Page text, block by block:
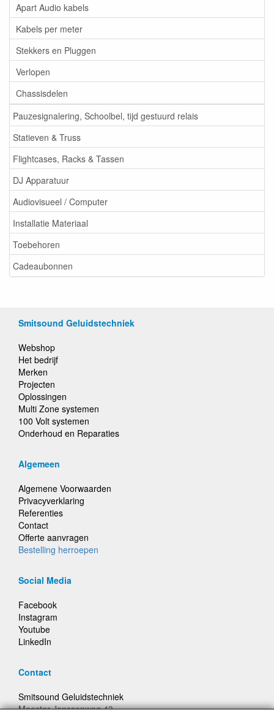
Apart Audio kabels
Kabels per meter
Stekkers en Pluggen
Verlopen
Chassisdelen
Pauzesignalering, Schoolbel, tijd gestuurd relais
Statieven & Truss
Flightcases, Racks & Tassen
DJ Apparatuur
Audiovisueel / Computer
Installatie Materiaal
Toebehoren
Cadeaubonnen
Smitsound Geluidstechniek
Webshop
Het bedrijf
Merken
Projecten
Oplossingen
Multi Zone systemen
100 Volt systemen
Onderhoud en Reparaties
Algemeen
Algemene Voorwaarden
Privacyverklaring
Referenties
Contact
Offerte aanvragen
Bestelling herroepen
Social Media
Facebook
Instagram
Youtube
LinkedIn
Contact
Smitsound Geluidstechniek
Meester Janssenweg 43